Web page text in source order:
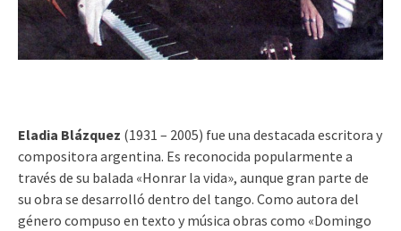
Eladia Blázquez (1931 – 2005) fue una destacada escritora y
compositora argentina. Es reconocida popularmente a
través de su balada «Honrar la vida», aunque gran parte de
su obra se desarrolló dentro del tango. Como autora del
género compuso en texto y música obras como «Domingo